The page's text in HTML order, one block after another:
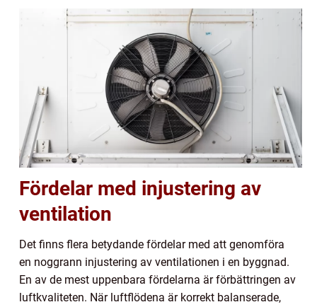
Fördelar med injustering av
ventilation
Det finns flera betydande fördelar med att genomföra
en noggrann injustering av ventilationen i en byggnad.
En av de mest uppenbara fördelarna är förbättringen av
luftkvaliteten. När luftflödena är korrekt balanserade,